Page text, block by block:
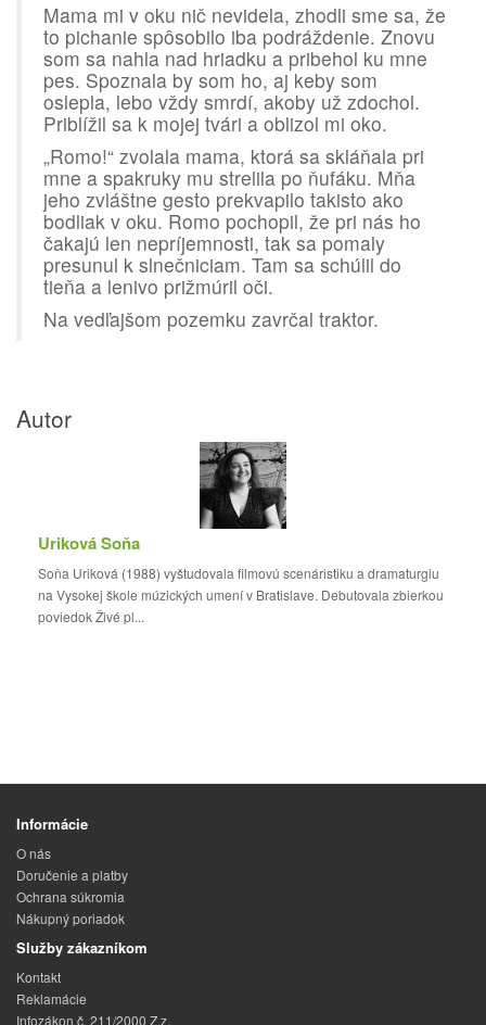
Mama mi v oku nič nevidela, zhodli sme sa, že
to pichanie spôsobilo iba podráždenie. Znovu
som sa nahla nad hriadku a pribehol ku mne
pes. Spoznala by som ho, aj keby som
oslepla, lebo vždy smrdí, akoby už zdochol.
Priblížil sa k mojej tvári a oblizol mi oko.
„Romo!“ zvolala mama, ktorá sa skláňala pri
mne a spakruky mu strelila po ňufáku. Mňa
jeho zvláštne gesto prekvapilo takisto ako
bodliak v oku. Romo pochopil, že pri nás ho
čakajú len nepríjemnosti, tak sa pomaly
presunul k slnečniciam. Tam sa schúlil do
tieňa a lenivo prižmúril oči.
Na vedľajšom pozemku zavrčal traktor.
Autor
Uriková Soňa
Soňa Uriková (1988) vyštudovala filmovú scenáristiku a dramaturgiu
na Vysokej škole múzických umení v Bratislave. Debutovala zbierkou
poviedok Živé pl...
Informácie
O nás
Doručenie a platby
Ochrana súkromia
Nákupný poriadok
Služby zákazníkom
Kontakt
Reklamácie
Infozákon č. 211/2000 Z.z.